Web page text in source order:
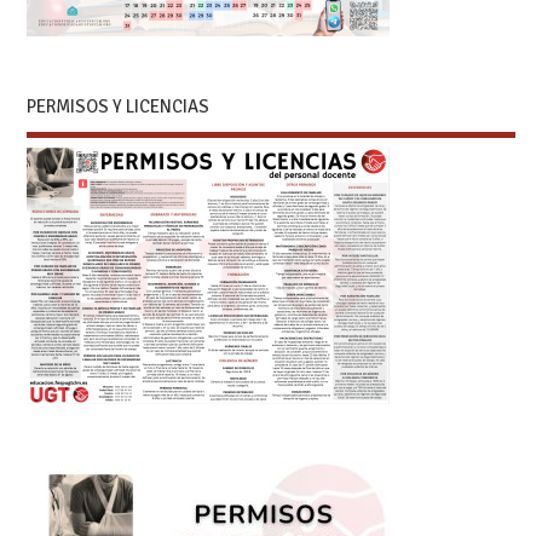
PERMISOS Y LICENCIAS